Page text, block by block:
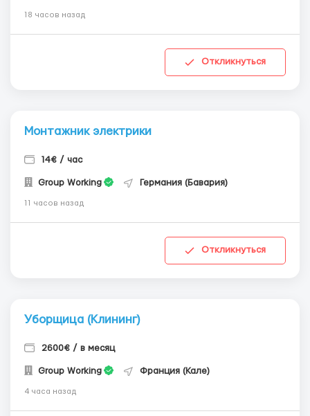
18 часов назад
Откликнуться
Монтажник электрики
14€ / час
Group Working Германия (Бавария)
11 часов назад
Откликнуться
Уборщица (Клининг)
2600€ / в месяц
Group Working Франция (Кале)
4 часа назад